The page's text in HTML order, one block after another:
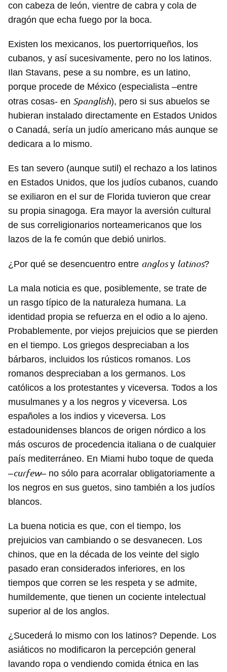
con cabeza de león, vientre de cabra y cola de
dragón que echa fuego por la boca.
Existen los mexicanos, los puertorriqueños, los
cubanos, y así sucesivamente, pero no los latinos.
Ilan Stavans, pese a su nombre, es un latino,
porque procede de México (especialista –entre
otras cosas- en Spanglish), pero si sus abuelos se
hubieran instalado directamente en Estados Unidos
o Canadá, sería un judío americano más aunque se
dedicara a lo mismo.
Es tan severo (aunque sutil) el rechazo a los latinos
en Estados Unidos, que los judíos cubanos, cuando
se exiliaron en el sur de Florida tuvieron que crear
su propia sinagoga. Era mayor la aversión cultural
de sus correligionarios norteamericanos que los
lazos de la fe común que debió unirlos.
¿Por qué se desencuentro entre anglosy latinos?
La mala noticia es que, posiblemente, se trate de
un rasgo típico de la naturaleza humana. La
identidad propia se refuerza en el odio a lo ajeno.
Probablemente, por viejos prejuicios que se pierden
en el tiempo. Los griegos despreciaban a los
bárbaros, incluidos los rústicos romanos. Los
romanos despreciaban a los germanos. Los
católicos a los protestantes y viceversa. Todos a los
musulmanes y a los negros y viceversa. Los
españoles a los indios y viceversa. Los
estadounidenses blancos de origen nórdico a los
más oscuros de procedencia italiana o de cualquier
país mediterráneo. En Miami hubo toque de queda
–curfew– no sólo para acorralar obligatoriamente a
los negros en sus guetos, sino también a los judíos
blancos.
La buena noticia es que, con el tiempo, los
prejuicios van cambiando o se desvanecen. Los
chinos, que en la década de los veinte del siglo
pasado eran considerados inferiores, en los
tiempos que corren se les respeta y se admite,
humildemente, que tienen un cociente intelectual
superior al de los anglos.
¿Sucederá lo mismo con los latinos? Depende. Los
asiáticos no modificaron la percepción general
lavando ropa o vendiendo comida étnica en las